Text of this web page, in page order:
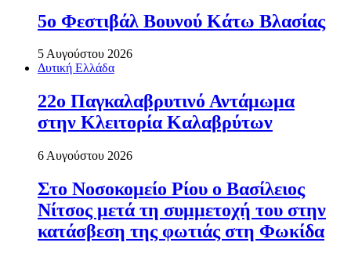
5ο Φεστιβάλ Βουνού Κάτω Βλασίας
5 Αυγούστου 2026
Δυτική Ελλάδα
22ο Παγκαλαβρυτινό Αντάμωμα
στην Κλειτορία Καλαβρύτων
6 Αυγούστου 2026
Στο Νοσοκομείο Ρίου ο Βασίλειος
Νίτσος μετά τη συμμετοχή του στην
κατάσβεση της φωτιάς στη Φωκίδα